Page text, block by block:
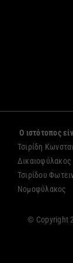
Ο ιστότοπος
Τσιρίδη
Δικαιοφύλακος
Τσιρίδου
Νομοφύλακος
© Copyright